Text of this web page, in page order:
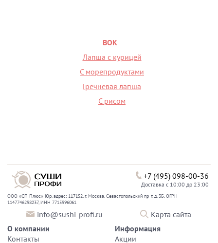
ВОК
Лапша с курицей
С морепродуктами
Гречневая лапша
С рисом
+7 (495) 098-00-36
Доставка с 10:00 до 23:00
ООО «СП Плюс» Юр. адрес: 117152, г. Москва, Севастопольский пр-т, д. 3Б, ОГРН
1147746298237, ИНН 7715996061
info@sushi-profi.ru
Карта сайта
О компании
Контакты
Информация
Акции